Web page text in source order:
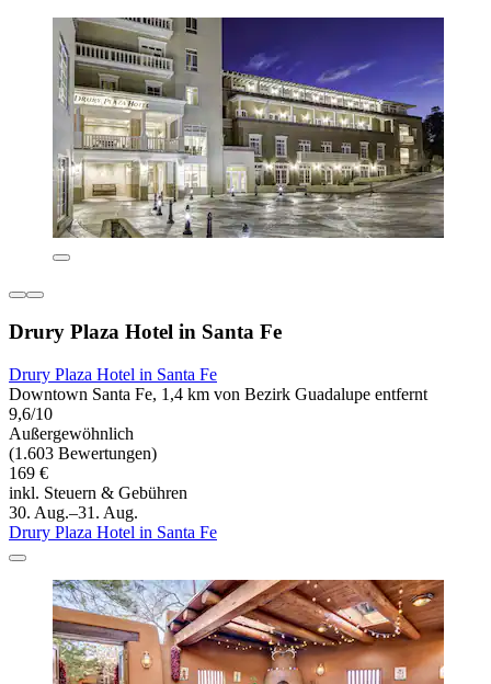
Drury Plaza Hotel in Santa Fe
Drury Plaza Hotel in Santa Fe
Downtown Santa Fe, 1,4 km von Bezirk Guadalupe entfernt
9,6/10
Außergewöhnlich
(1.603 Bewertungen)
169 €
inkl. Steuern & Gebühren
30. Aug.–31. Aug.
Drury Plaza Hotel in Santa Fe